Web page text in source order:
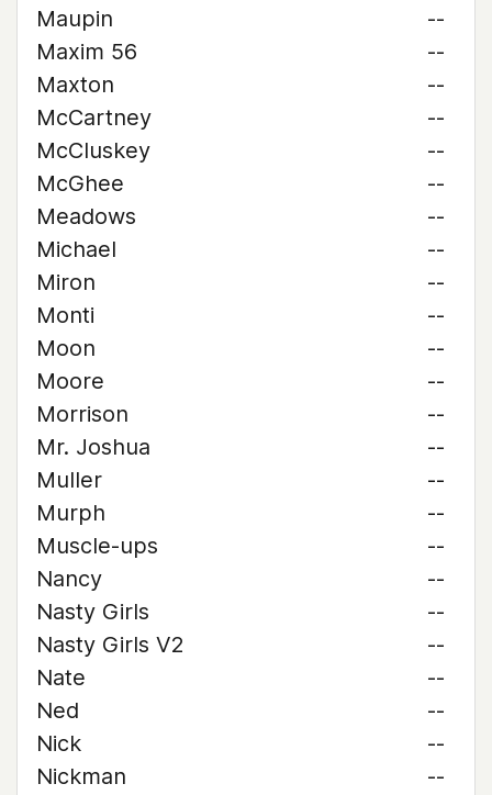
Maupin
--
Maxim 56
--
Maxton
--
McCartney
--
McCluskey
--
McGhee
--
Meadows
--
Michael
--
Miron
--
Monti
--
Moon
--
Moore
--
Morrison
--
Mr. Joshua
--
Muller
--
Murph
--
Muscle-ups
--
Nancy
--
Nasty Girls
--
Nasty Girls V2
--
Nate
--
Ned
--
Nick
--
Nickman
--